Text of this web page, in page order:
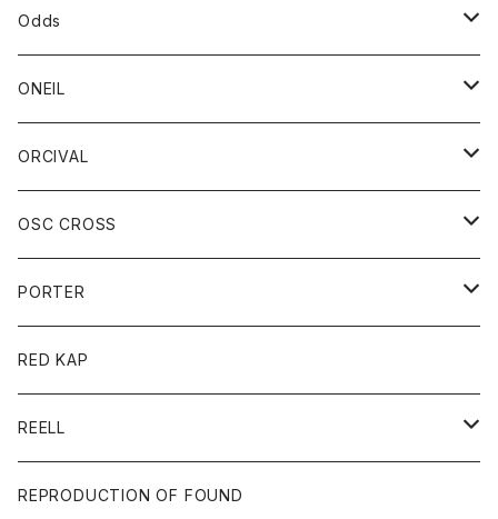
シャツ
ショートパンツ
パンツ
レディース
シャツ
Tシャツ
ストール/マフラー
シャツ
シャツジャケット
ロングスリーブＴシャツ
ボトム
ショートパンツ
ジーンズ
スエット
ボトム
ショートパンツ
パンツ
レディース
ボトム
Odds
帽子
ONEIL
スカート
ORCIVAL
アウター
コート
ジャケット
アクセサリー
バッグ
キッズ
Tシャツ
帽子
グッズ
靴
トップス
OSC CROSS
ダウンジャケット
PORTER
カードホルダー
キーホルダー
財布
RED KAP
REELL
パンツ
REPRODUCTION OF FOUND